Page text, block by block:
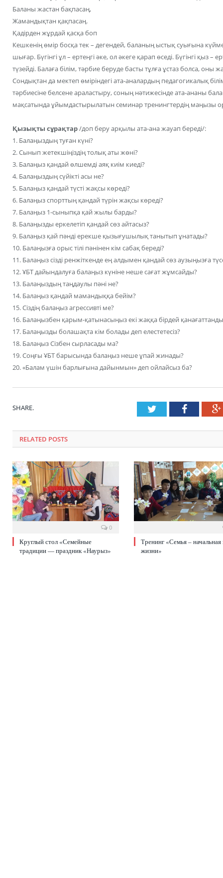
Баланы жастан бақпасаң,
Жамандықтан қақпасаң.
Қадірден жұрдай қасқа боп
Кешкенің өмір босқа тек – дегендей, баланың ыстық суығына
шығар. Бүгінгі ұл – ертеңгі әке, ол әкеге қарап өседі. Бүгінгі қыз
түзейді. Балаға білім, тәрбие беруде басты тұлға ұстаз болса,
Сондықтан да мектеп өміріндегі ата-аналардың педагогикалық
тәрбиесіне белсене араластыру, соның нәтижесінде ата-ананы
мақсатында ұйымдастырылатын семинар тренингтердің маңызы
Қызықты сұрақтар/доп беру арқылы ата-ана жауап береді/:
1. Балаңыздың туған күні?
2. Сынып жетекшіңіздің толық аты жөні?
3. Балаңыз қандай өлшемді аяқ киім киеді?
4. Балаңыздың сүйікті асы не?
5. Балаңыз қандай түсті жақсы көреді?
6. Балаңыз спорттың қандай түрін жақсы көреді?
7. Балаңыз 1-сыныпқа қай жылы барды?
8. Балаңызды еркелетіп қандай сөз айтасыз?
9. Балаңыз қай пәнді ерекше қызығушылық танытып ұнатады?
10. Балаңызға орыс тілі пәнінен кім сабақ береді?
11. Балаңыз сізді ренжіткенде ең алдымен қандай сөз аузыңызға
12. ҰБТ дайындалуға балаңыз күніне неше сағат жұмсайды?
13. Балаңыздың таңдаулы пәні не?
14. Балаңыз қандай мамандыққа бейім?
15. Сіздің балаңыз агрессивті ме?
16. Балаңызбен қарым-қатынасыңыз екі жаққа бірдей
17. Балаңызды болашақта кім болады деп елестетесіз?
18. Балаңыз Сізбен сырласады ма?
19. Соңғы ҰБТ барысында балаңыз неше ұпай жинады?
20. «Балам үшін барлығына дайынмын» деп ойлайсыз ба?
SHARE. Twitter
RELATED POSTS
0
Круглый стол «Семейные
традиции — праздник «Наурыз»
Тренинг «Семья –
жизни»